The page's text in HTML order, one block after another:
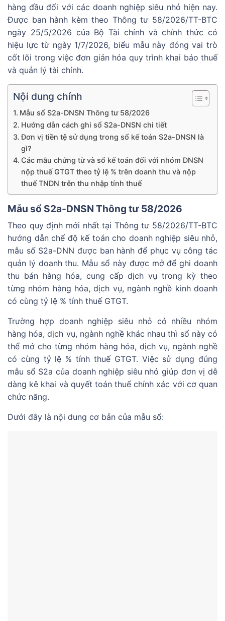
hàng đầu đối với các doanh nghiệp siêu nhỏ hiện nay.
Được ban hành kèm theo Thông tư 58/2026/TT-BTC
ngày 25/5/2026 của Bộ Tài chính và chính thức có
hiệu lực từ ngày 1/7/2026, biểu mẫu này đóng vai trò
cốt lõi trong việc đơn giản hóa quy trình khai báo thuế
và quản lý tài chính.
Nội dung chính
Mẫu sổ S2a-DNSN Thông tư 58/2026
Hướng dẫn cách ghi sổ S2a-DNSN chi tiết
Đơn vị tiền tệ sử dụng trong sổ kế toán S2a-DNSN là
gì?
Các mẫu chứng từ và sổ kế toán đối với nhóm DNSN
nộp thuế GTGT theo tỷ lệ % trên doanh thu và nộp
thuế TNDN trên thu nhập tính thuế
Mẫu sổ S2a-DNSN Thông tư 58/2026
Theo quy định mới nhất tại Thông tư 58/2026/TT-BTC
hướng dẫn chế độ kế toán cho doanh nghiệp siêu nhỏ,
mẫu số S2a-DNN được ban hành để phục vụ công tác
quản lý doanh thu. Mẫu sổ này được mở để ghi doanh
thu bán hàng hóa, cung cấp dịch vụ trong kỳ theo
từng nhóm hàng hóa, dịch vụ, ngành nghề kinh doanh
có cùng tỷ lệ % tính thuế GTGT.
Trường hợp doanh nghiệp siêu nhỏ có nhiều nhóm
hàng hóa, dịch vụ, ngành nghề khác nhau thì sổ này có
thể mở cho từng nhóm hàng hóa, dịch vụ, ngành nghề
có cùng tỷ lệ % tính thuế GTGT. Việc sử dụng đúng
mẫu sổ S2a của doanh nghiệp siêu nhỏ giúp đơn vị dễ
dàng kê khai và quyết toán thuế chính xác với cơ quan
chức năng.
Dưới đây là nội dung cơ bản của mẫu sổ: